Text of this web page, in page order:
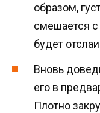
образом,
смешается с
будет
Вновь
его в
Плотно